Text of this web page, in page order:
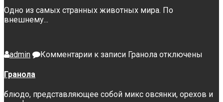
Одно из самых странных животных мира. По
внешнему...
admin Комментарии к записи Гранола отключены
Гранола
блюдо, представляющее собой микс овсянки, орехов и